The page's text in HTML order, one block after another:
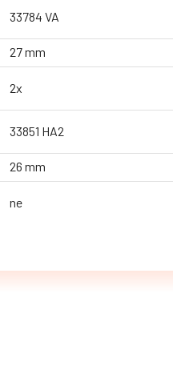
33784 VA
27 mm
2x
33851 HA2
26 mm
ne